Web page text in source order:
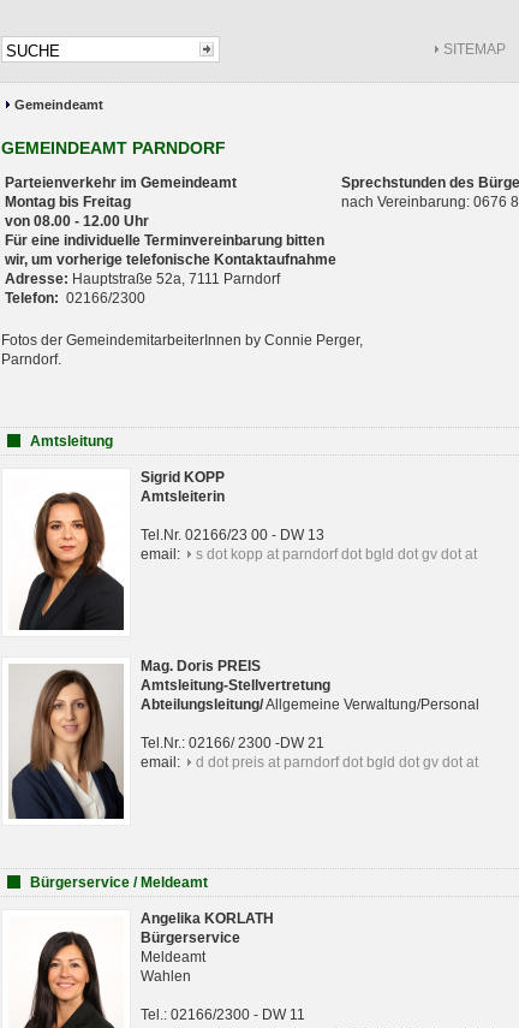
SITEMAP
Gemeindeamt
GEMEINDEAMT PARNDORF
Parteienverkehr im Gemeindeamt
Montag bis Freitag
von 08.00 - 12.00 Uhr
Für eine individuelle Terminvereinbarung bitten
wir, um vorherige telefonische Kontaktaufnahme
Adresse: Hauptstraße 52a, 7111 Parndorf
Telefon: 02166/2300
Sprechstunden des
nach Vereinbarung: 0676
Fotos der GemeindemitarbeiterInnen by Connie Perger,
Parndorf.
Amtsleitung
Sigrid KOPP
Amtsleiterin
Tel.Nr. 02166/23 00 - DW 13
email:
s dot kopp at parndorf dot bgld dot gv dot at
Mag. Doris PREIS
Amtsleitung-Stellvertretung
Abteilungsleitung/Allgemeine Verwaltung/Personal
Tel.Nr.: 02166/ 2300 -DW 21
email:
d dot preis at parndorf dot bgld dot gv dot at
Bürgerservice / Meldeamt
Angelika KORLATH
Bürgerservice
Meldeamt
Wahlen
Tel.: 02166/2300 - DW 11